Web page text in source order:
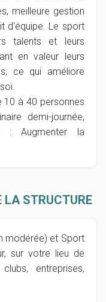
meilleure gestion
d'équipe. Le sport
talents et leurs
en valeur leurs
ce qui améliore
10 à 40 personnes
demi-journée,
: Augmenter la
LA STRUCTURE
modérée) et Sport
sur votre lieu de
entreprises,